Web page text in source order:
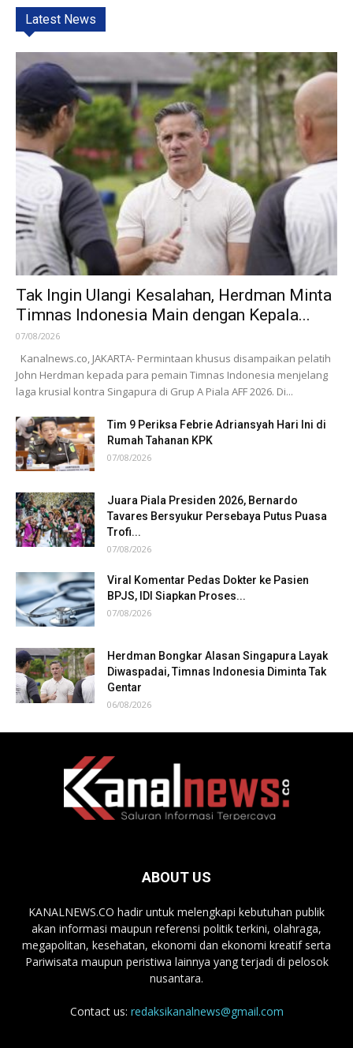
Latest News
Tak Ingin Ulangi Kesalahan, Herdman Minta
Timnas Indonesia Main dengan Kepala...
07/08/2026
Kanalnews.co, JAKARTA- Permintaan khusus disampaikan pelatih
John Herdman kepada para pemain Timnas Indonesia menjelang
laga krusial kontra Singapura di Grup A Piala AFF 2026. Di...
Tim 9 Periksa Febrie Adriansyah Hari Ini di
Rumah Tahanan KPK
07/08/2026
Juara Piala Presiden 2026, Bernardo
Tavares Bersyukur Persebaya Putus Puasa
Trofi...
07/08/2026
Viral Komentar Pedas Dokter ke Pasien
BPJS, IDI Siapkan Proses...
07/08/2026
Herdman Bongkar Alasan Singapura Layak
Diwaspadai, Timnas Indonesia Diminta Tak
Gentar
06/08/2026
ABOUT US
KANALNEWS.CO hadir untuk melengkapi kebutuhan publik
akan informasi maupun referensi politik terkini, olahraga,
megapolitan, kesehatan, ekonomi dan ekonomi kreatif serta
Pariwisata maupun peristiwa lainnya yang terjadi di pelosok
nusantara.
Contact us: redaksikanalnews@gmail.com